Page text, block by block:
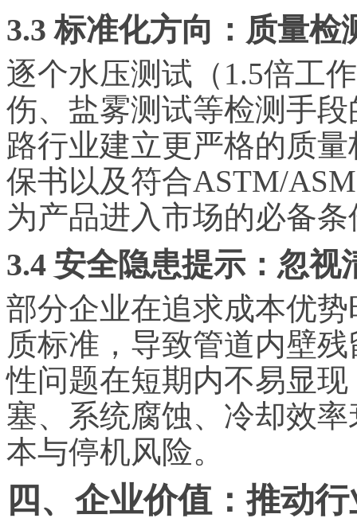
3.3 标准化方向：质量检
逐个水压测试（1.5倍工
伤、盐雾测试等检测手
路行业建立更严格的质
保书以及符合ASTM/
为产品进入市场的必备条
3.4 安全隐患提示：忽
部分企业在追求成本优
质标准，导致管道内壁
性问题在短期内不易显
塞、系统腐蚀、冷却效
本与停机风险。
四、企业价值：推动